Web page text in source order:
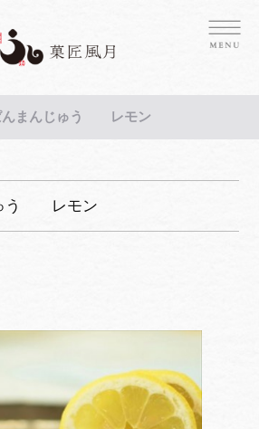
んまんじゅう レモン
ゅう レモン